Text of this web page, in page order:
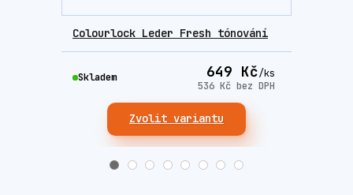
Colourlock Leder Fresh tónování
649 Kč/ks
536 Kč bez DPH
Skladem
Zvolit variantu